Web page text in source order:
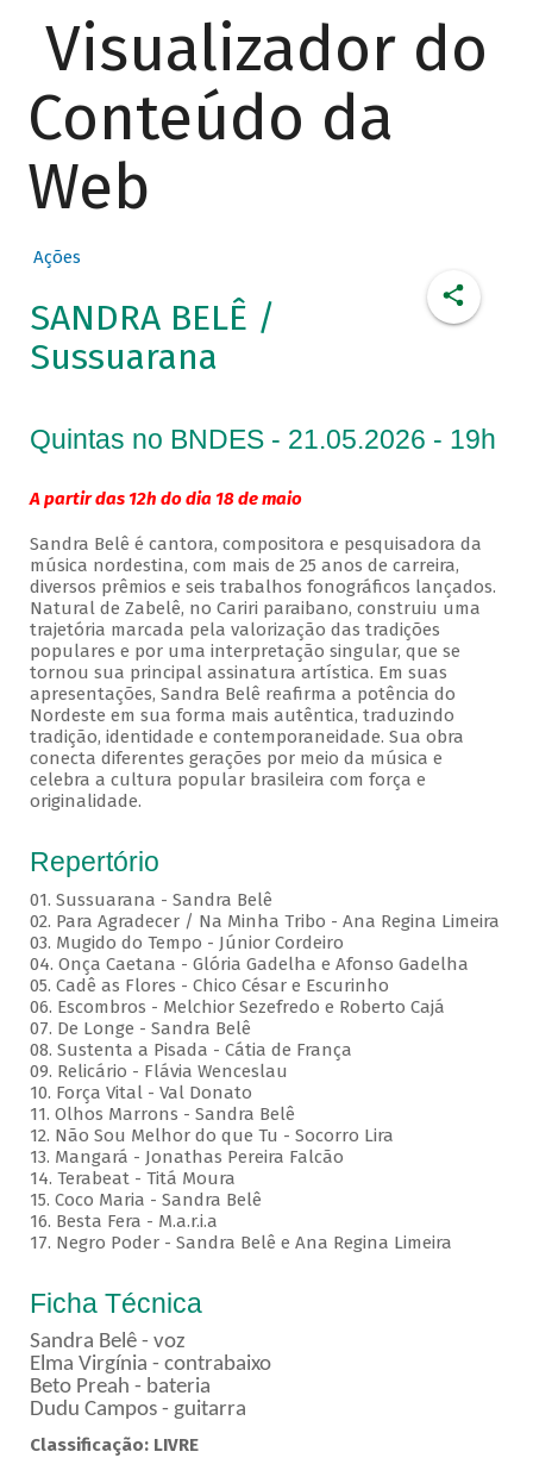
Visualizador do
Conteúdo da
Web
Ações
SANDRA BELÊ /
Sussuarana
Quintas no BNDES - 21.05.2026 - 19h
A partir das 12h do dia 18 de maio
Sandra Belê é cantora, compositora e pesquisadora da
música nordestina, com mais de 25 anos de carreira,
diversos prêmios e seis trabalhos fonográficos lançados.
Natural de Zabelê, no Cariri paraibano, construiu uma
trajetória marcada pela valorização das tradições
populares e por uma interpretação singular, que se
tornou sua principal assinatura artística. Em suas
apresentações, Sandra Belê reafirma a potência do
Nordeste em sua forma mais autêntica, traduzindo
tradição, identidade e contemporaneidade. Sua obra
conecta diferentes gerações por meio da música e
celebra a cultura popular brasileira com força e
originalidade.
Repertório
01. Sussuarana - Sandra Belê
02. Para Agradecer / Na Minha Tribo - Ana Regina Limeira
03. Mugido do Tempo - Júnior Cordeiro
04. Onça Caetana - Glória Gadelha e Afonso Gadelha
05. Cadê as Flores - Chico César e Escurinho
06. Escombros - Melchior Sezefredo e Roberto Cajá
07. De Longe - Sandra Belê
08. Sustenta a Pisada - Cátia de França
09. Relicário - Flávia Wenceslau
10. Força Vital - Val Donato
11. Olhos Marrons - Sandra Belê
12. Não Sou Melhor do que Tu - Socorro Lira
13. Mangará - Jonathas Pereira Falcão
14. Terabeat - Titá Moura
15. Coco Maria - Sandra Belê
16. Besta Fera - M.a.r.i.a
17. Negro Poder - Sandra Belê e Ana Regina Limeira
Ficha Técnica
Sandra Belê - voz
Elma Virgínia - contrabaixo
Beto Preah - bateria
Dudu Campos - guitarra
Classificação: LIVRE